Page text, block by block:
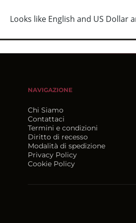
NAVIGAZIONE
Chi Siamo
Contattaci
Termini e condizioni
Diritto di recesso
Modalità di spedizione
Privacy Policy
Cookie Policy